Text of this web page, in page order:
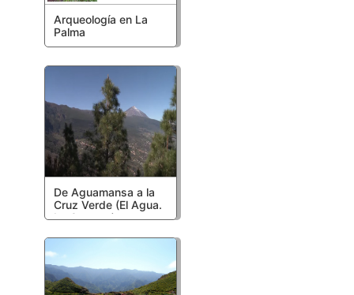
Arqueología en La
Palma
De Aguamansa a la
Cruz Verde (El Agua.
La Orotava)